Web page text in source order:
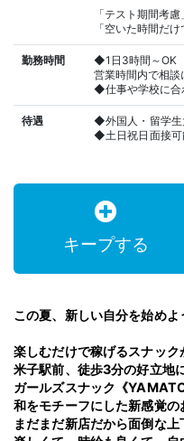
「テスト期間考慮」
「空いた時間だけ
勤務時間
◆1日3時間～OK
営業時間内で相談
◆仕事や学校に合
待遇
◆外国人・留学生
◆土日祝日面接可
キープする
この夏、新しい自分を始め
楽しむだけで稼げるスナック
米子駅前、徒歩3分の好立地
ガールズスナック《
和をモチーフにした新感覚の
まだまだ新店だから面倒な上